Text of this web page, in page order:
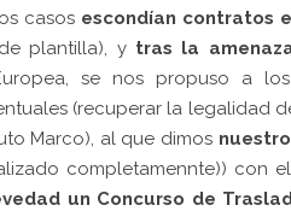
casos escondían contratos
plantilla), y tras la
se nos propuso a
(recuperar la legalidad
Marco), al que dimos
completamennte)) con el
un Concurso de